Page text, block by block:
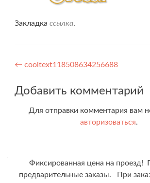
Закладка ссылка.
Навигация
по
записям
← cooltext118508634256688
Добавить комментарий
Для отправки комментария вам
авторизоваться.
Фиксированная цена на проезд!
предварительные заказы. При